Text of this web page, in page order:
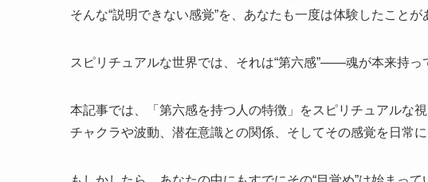
そんな“説明できない感覚”を、あなたも一度は体験したことが
スピリチュアルな世界では、それは“第六感”――魂が本来持っ
本記事では、「第六感を持つ人の特徴」をスピリチュアルな
チャクラや波動、潜在意識との関係、そしてその感覚を日常